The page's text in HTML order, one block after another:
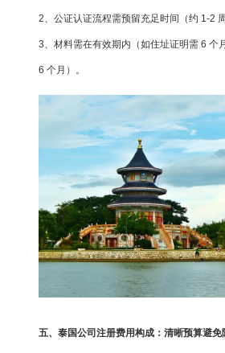
2、公证认证流程需预留充足时间（约 1-2
3、材料需在有效期内（如住址证明需 6 个
6 个月）。
五、泰国公司注册费用构成：清晰预算避免